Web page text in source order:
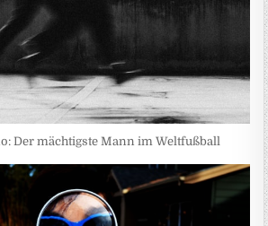
Der mächtigste Mann im Weltfußball